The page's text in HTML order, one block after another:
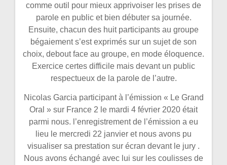
comme outil pour mieux apprivoiser les prises de
parole en public et bien débuter sa journée.
Ensuite, chacun des huit participants au groupe
bégaiement s’est exprimés sur un sujet de son
choix, debout face au groupe, en mode éloquence.
Exercice certes difficile mais devant un public
respectueux de la parole de l’autre.
Nicolas Garcia participant à l’émission « Le Grand
Oral » sur France 2 le mardi 4 février 2020 était
parmi nous. l’enregistrement de l’émission a eu
lieu le mercredi 22 janvier et nous avons pu
visualiser sa prestation sur écran devant le jury .
Nous avons échangé avec lui sur les coulisses de